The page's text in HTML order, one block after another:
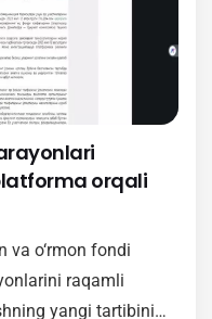
Vazirlar
orqali
va o‘rmon fondi
raqamli
yangi tartibini